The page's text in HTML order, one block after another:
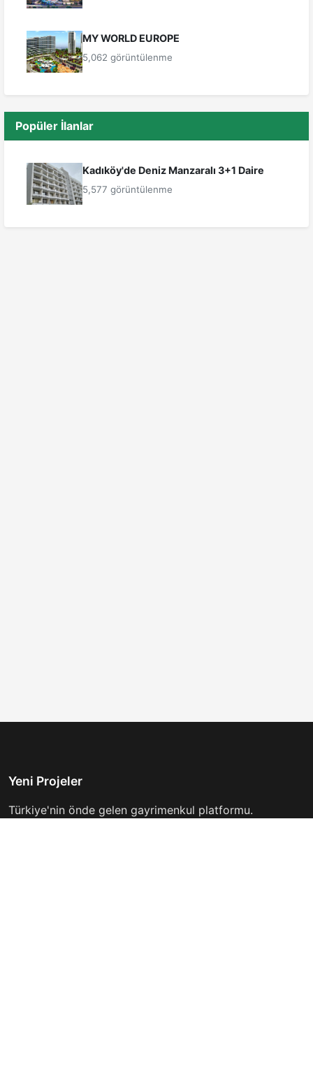
MY WORLD EUROPE
5,062 görüntülenme
Popüler İlanlar
Kadıköy'de Deniz Manzaralı 3+1 Daire
5,577 görüntülenme
Yeni Projeler
Türkiye'nin önde gelen gayrimenkul platformu.